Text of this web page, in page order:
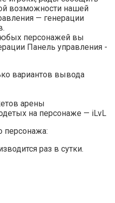
возможности нашей
— генерации
персонажей вы
Панель управления -
вариантов вывода
арены
на персонаже — iLvL
персонажа:
раз в сутки.